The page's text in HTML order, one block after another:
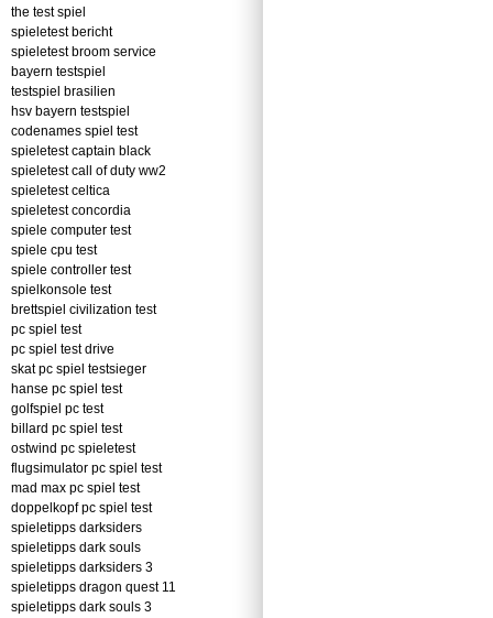
the test spiel
spieletest bericht
spieletest broom service
bayern testspiel
testspiel brasilien
hsv bayern testspiel
codenames spiel test
spieletest captain black
spieletest call of duty ww2
spieletest celtica
spieletest concordia
spiele computer test
spiele cpu test
spiele controller test
spielkonsole test
brettspiel civilization test
pc spiel test
pc spiel test drive
skat pc spiel testsieger
hanse pc spiel test
golfspiel pc test
billard pc spiel test
ostwind pc spieletest
flugsimulator pc spiel test
mad max pc spiel test
doppelkopf pc spiel test
spieletipps darksiders
spieletipps dark souls
spieletipps darksiders 3
spieletipps dragon quest 11
spieletipps dark souls 3